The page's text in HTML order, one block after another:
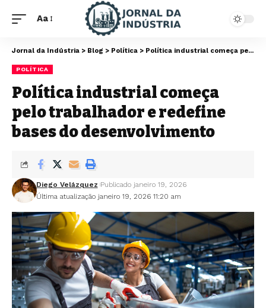
Aa
Jornal da Indústria > Blog > Política > Política industrial começa pelo trabalhador e redefine bases do desenvolvimento
POLÍTICA
Política industrial começa
pelo trabalhador e redefine
bases do desenvolvimento
Última atualização janeiro 19, 2026 11:20 am
Diego Velázquez Publicado janeiro 19, 2026